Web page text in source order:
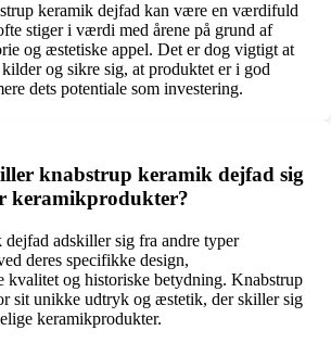
keramik dejfad kan være en værdifuld
stiger i værdi med årene på grund af
og æstetiske appel. Det er dog vigtigt at
og sikre sig, at produktet er i god
dets potentiale som investering.
knabstrup keramik dejfad sig
keramikprodukter?
adskiller sig fra andre typer
deres specifikke design,
kvalitet og historiske betydning. Knabstrup
sit unikke udtryk og æstetik, der skiller sig
keramikprodukter.